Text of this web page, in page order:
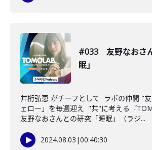
#033 友野なおさ
眠」
井桁弘恵 がチーフとして ラボの仲間 "
ェロー」を毎週迎え "共"に考える『
友野なおさんとの研究「睡眠」（ラジ...
2024.08.03 |00:40:30